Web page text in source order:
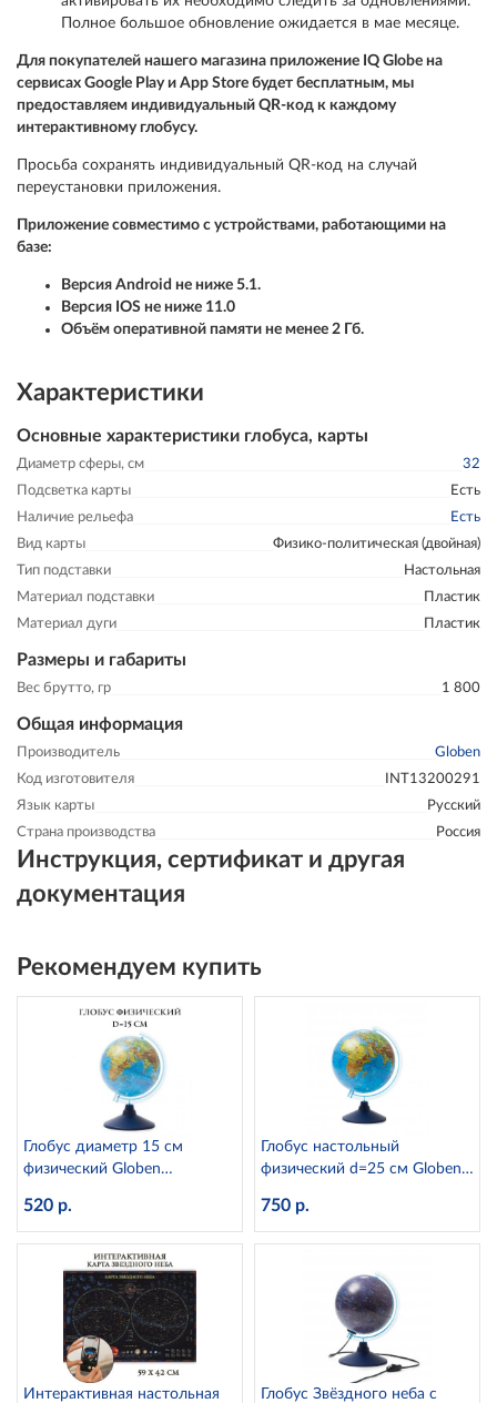
Полное большое обновление ожидается в мае месяце.
Для покупателей нашего магазина приложение IQ Globe на
сервисах Google Play и App Store будет бесплатным, мы
предоставляем индивидуальный QR-код к каждому
интерактивному глобусу.
Просьба сохранять индивидуальный QR-код на случай
переустановки приложения.
Приложение совместимо с устройствами, работающими на
базе:
Версия Android не ниже 5.1.
Версия IOS не ниже 11.0
Объём оперативной памяти не менее 2 Гб.
Характеристики
Основные характеристики глобуса, карты
Диаметр сферы, см
32
Подсветка карты
Есть
Наличие рельефа
Есть
Вид карты
Физико-политическая (двойная)
Тип подставки
Настольная
Материал подставки
Пластик
Материал дуги
Пластик
Размеры и габариты
Вес брутто, гр 1 800
Общая информация
Производитель
Globen
Код изготовителя
INT13200291
Язык карты
Русский
Страна производства
Россия
Инструкция, сертификат и другая
документация
Рекомендуем купить
Глобус диаметр 15 см
физический Globen
520 р.
Глобус настольный
физический d=25 см Globen
750 р.
Интерактивная настольная
Глобус Звёздного неба с